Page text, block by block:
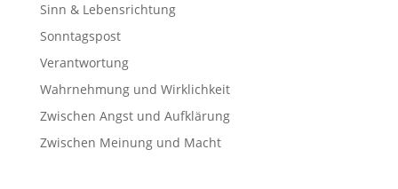
Sinn & Lebensrichtung
Sonntagspost
Verantwortung
Wahrnehmung und Wirklichkeit
Zwischen Angst und Aufklärung
Zwischen Meinung und Macht